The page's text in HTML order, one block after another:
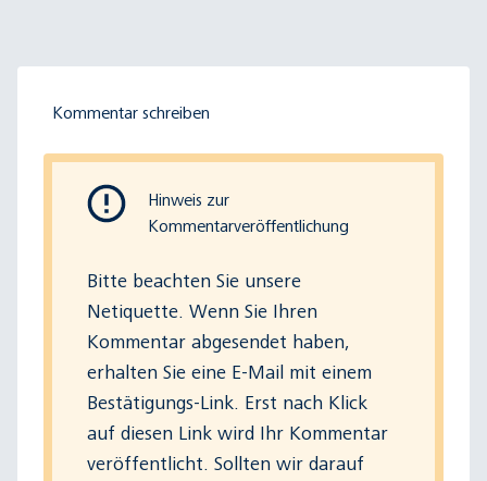
Kommentar schreiben
Hinweis zur
Kommentarveröffentlichung
Bitte beachten Sie unsere
Netiquette. Wenn Sie Ihren
Kommentar abgesendet haben,
erhalten Sie eine E-Mail mit einem
Bestätigungs-Link. Erst nach Klick
auf diesen Link wird Ihr Kommentar
veröffentlicht. Sollten wir darauf